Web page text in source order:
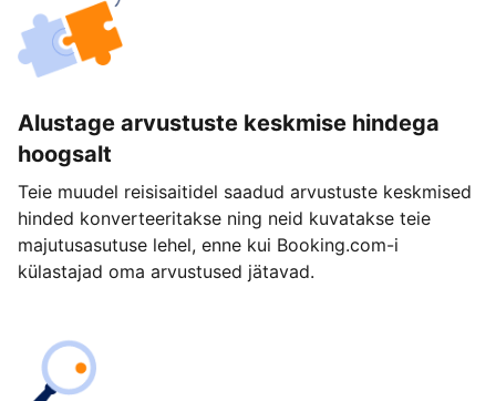
Alustage arvustuste keskmise hindega
hoogsalt
Teie muudel reisisaitidel saadud arvustuste keskmised
hinded konverteeritakse ning neid kuvatakse teie
majutusasutuse lehel, enne kui Booking.com-i
külastajad oma arvustused jätavad.